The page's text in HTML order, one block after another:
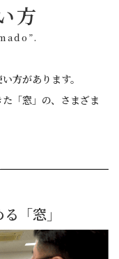
方
方があります。
「窓」の、さまざま
「窓」